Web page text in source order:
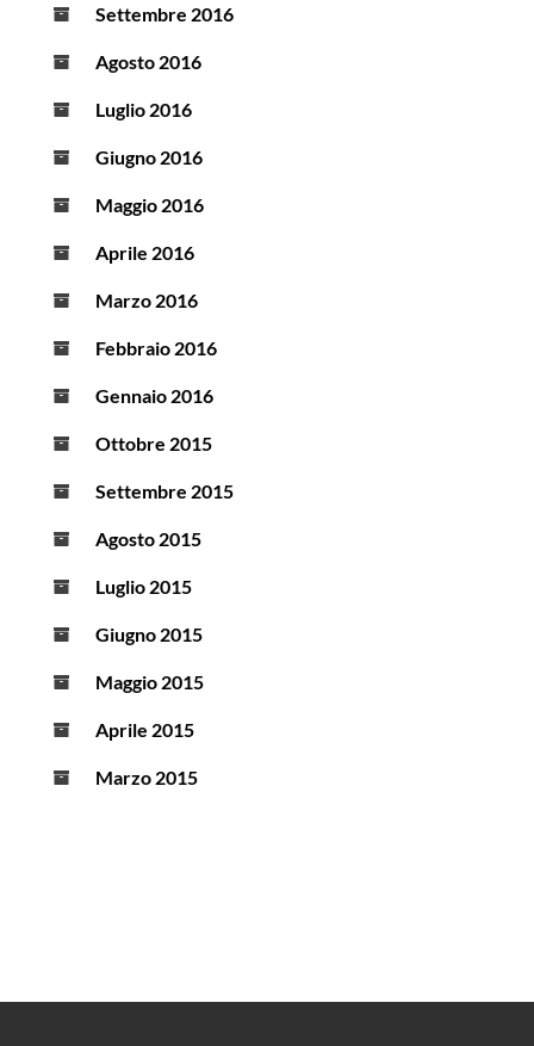
Settembre 2016
Agosto 2016
Luglio 2016
Giugno 2016
Maggio 2016
Aprile 2016
Marzo 2016
Febbraio 2016
Gennaio 2016
Ottobre 2015
Settembre 2015
Agosto 2015
Luglio 2015
Giugno 2015
Maggio 2015
Aprile 2015
Marzo 2015